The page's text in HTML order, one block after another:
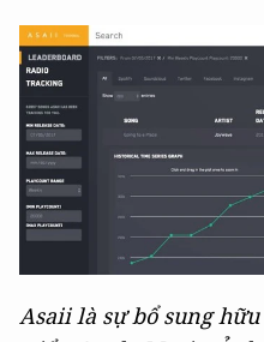
Asaii là sự bổ sung